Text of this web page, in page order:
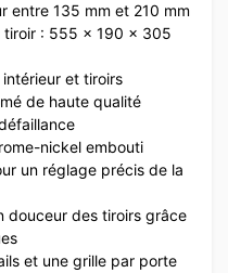
entre 135 mm et 210 mm
tiroir : 555 x 190 x 305
et tiroirs
de haute qualité
nickel embouti
un réglage précis de la
douceur des tiroirs grâce
et une grille par porte